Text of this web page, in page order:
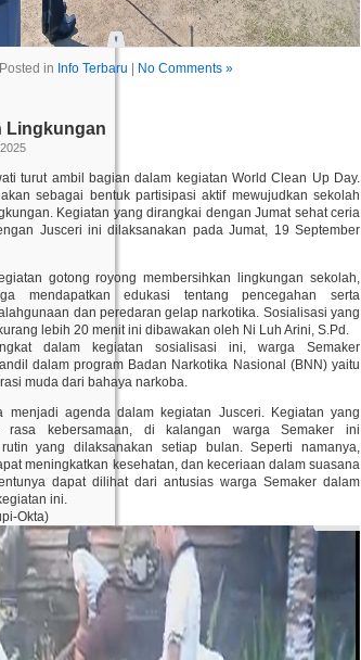
Posted in Info Terbaru No Comments »
Lingkungan
turut ambil bagian dalam kegiatan World Clean Up Day.
sebagai bentuk partisipasi aktif mewujudkan sekolah
Kegiatan yang dirangkai dengan Jumat sehat ceria
Jusceri ini dilaksanakan pada Jumat, 19 September
gotong royong membersihkan lingkungan sekolah,
mendapatkan edukasi tentang pencegahan serta
dan peredaran gelap narkotika. Sosialisasi yang
lebih 20 menit ini dibawakan oleh Ni Luh Arini, S.Pd.
dalam kegiatan sosialisasi ini, warga Semaker
dalam program Badan Narkotika Nasional (BNN) yaitu
muda dari bahaya narkoba.
menjadi agenda dalam kegiatan Jusceri. Kegiatan yang
rasa kebersamaan, di kalangan warga Semaker ini
yang dilaksanakan setiap bulan. Seperti namanya,
meningkatkan kesehatan, dan keceriaan dalam suasana
dapat dilihat dari antusias warga Semaker dalam
ini.
Okta)